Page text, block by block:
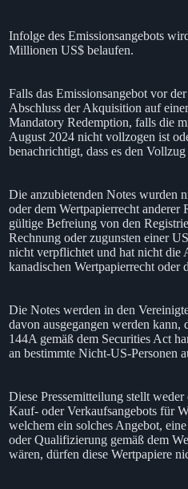
Infolge des Emissionsangebots
Millionen US$ belaufen.
Falls das Emissionsangebot vor
Abschluss der Akquisition auf
Mandatory Redemption, falls die
August 2024 nicht vollzogen ist
benachrichtigt, dass es den
Die anzubietenden Notes wurden
oder dem Wertpapierrecht anderer
gültige Befreiung von den
Rechnung oder zugunsten einer
nicht verpflichtet und hat nicht die
kanadischen Wertpapierrecht oder
Die Notes werden in den
davon ausgegangen werden
144A gemäß dem Securities Act
an bestimmte Nicht-US-Personen
Diese Pressemitteilung stellt
Kauf- oder Verkaufsangebots für
welchem ein solches Angebot,
oder Qualifizierung gemäß dem
wären, dürfen diese Wertpapiere